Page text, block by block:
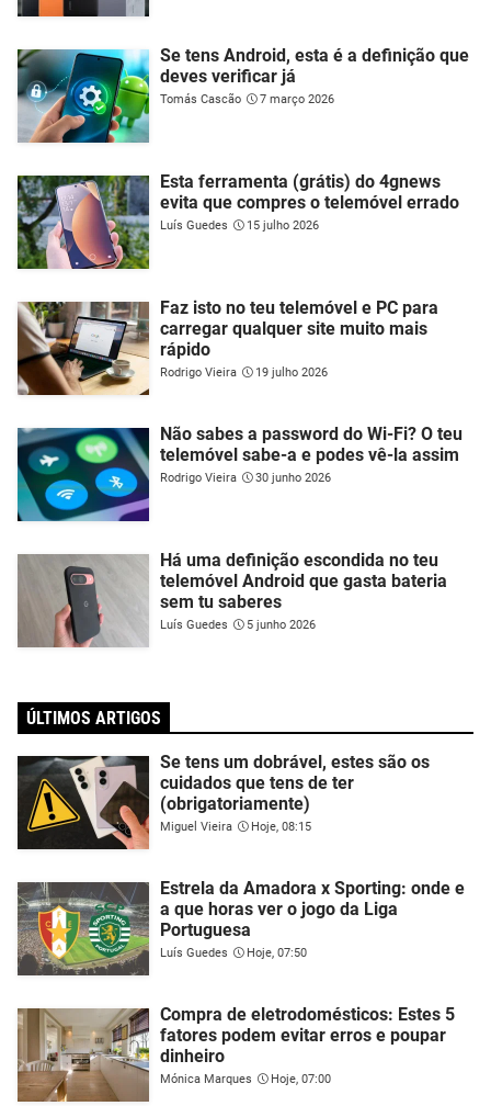
Se tens Android, esta é a definição que
deves verificar já
Tomás Cascão 7 março 2026
Esta ferramenta (grátis) do 4gnews
evita que compres o telemóvel errado
Luís Guedes 15 julho 2026
Faz isto no teu telemóvel e PC para
carregar qualquer site muito mais
rápido
Rodrigo Vieira 19 julho 2026
Não sabes a password do Wi-Fi? O teu
telemóvel sabe-a e podes vê-la assim
Rodrigo Vieira 30 junho 2026
Há uma definição escondida no teu
telemóvel Android que gasta bateria
sem tu saberes
Luís Guedes 5 junho 2026
ÚLTIMOS ARTIGOS
Se tens um dobrável, estes são os
cuidados que tens de ter
(obrigatoriamente)
Miguel Vieira Hoje, 08:15
Estrela da Amadora x Sporting: onde e
a que horas ver o jogo da Liga
Portuguesa
Luís Guedes Hoje, 07:50
Compra de eletrodomésticos: Estes 5
fatores podem evitar erros e poupar
dinheiro
Mónica Marques Hoje, 07:00